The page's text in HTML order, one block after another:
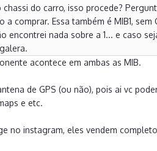
do carro, isso procede?
comprar. Essa também é MIB1,
encontrei nada sobre a 1... e caso
acontece em ambas as MIB.
de GPS (ou não), pois ai vc
e etc.
no instagram, eles vendem